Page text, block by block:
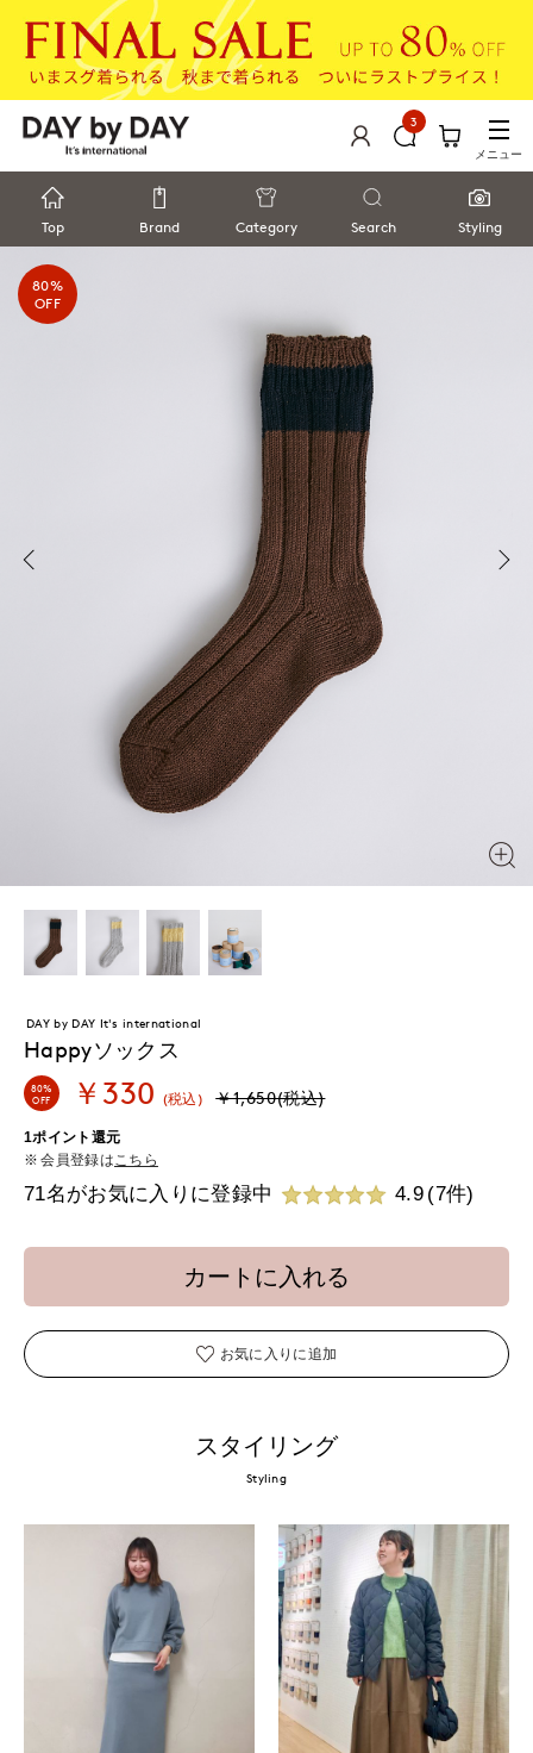
3
メニュー
Top Brand Category Search Styling
80%
OFF
DAY by DAY It's international
Happyソックス
80%
OFF ￥330 (税込) ￥1,650(税込)
1ポイント還元
会員登録は こちら
71名がお気に入りに登録中 4.9 (7件)
カートに入れる
お気に入りに追加
スタイリング
Styling